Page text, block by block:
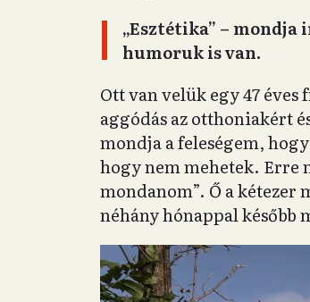
„Esztétika” –
humoruk is van.
Ott van velük egy 47
aggódás az otthoniakért
mondja a feleségem,
hogy nem mehetek. Erre
mondanom”. Ő a
néhány hónappal később